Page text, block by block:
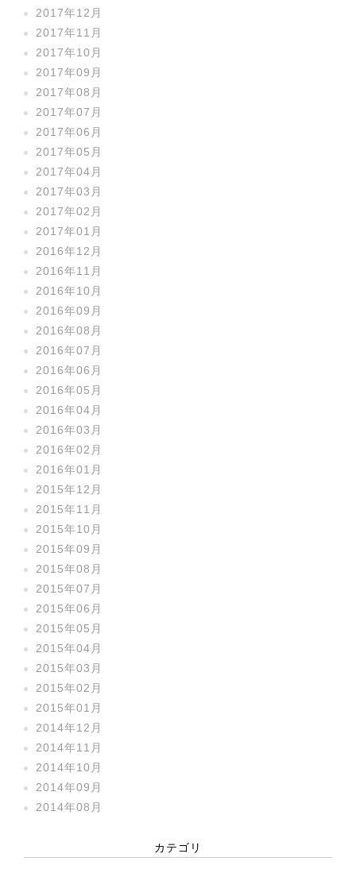
2017年12月
2017年11月
2017年10月
2017年09月
2017年08月
2017年07月
2017年06月
2017年05月
2017年04月
2017年03月
2017年02月
2017年01月
2016年12月
2016年11月
2016年10月
2016年09月
2016年08月
2016年07月
2016年06月
2016年05月
2016年04月
2016年03月
2016年02月
2016年01月
2015年12月
2015年11月
2015年10月
2015年09月
2015年08月
2015年07月
2015年06月
2015年05月
2015年04月
2015年03月
2015年02月
2015年01月
2014年12月
2014年11月
2014年10月
2014年09月
2014年08月
カテゴリ